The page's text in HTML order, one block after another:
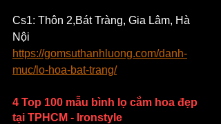
Cs1: Thôn 2,Bát Tràng, Gia Lâm, Hà
Nội
https://gomsuthanhluong.com/danh-
muc/lo-hoa-bat-trang/
4 Top 100 mẫu bình lọ cắm hoa đẹp
tại TPHCM - Ironstyle